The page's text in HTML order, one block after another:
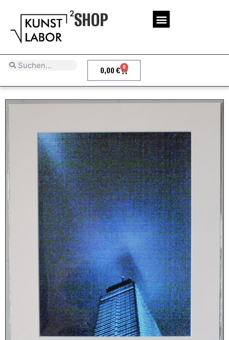
SHOP
0,00€ 0